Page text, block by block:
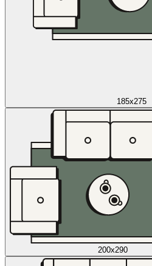
185x275
200x290